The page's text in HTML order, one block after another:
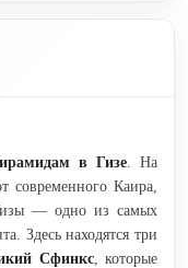
в Гизе . На
современного Каира,
— одно из самых
Здесь находятся три
Сфинкс, которые